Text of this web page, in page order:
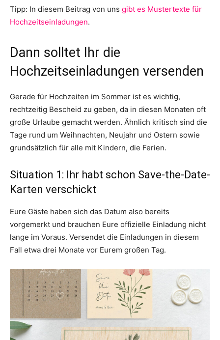
Tipp: In diesem Beitrag von uns gibt es Mustertexte für
Hochzeitseinladungen.
Dann solltet Ihr die
Hochzeitseinladungen versenden
Gerade für Hochzeiten im Sommer ist es wichtig,
rechtzeitig Bescheid zu geben, da in diesen Monaten oft
große Urlaube gemacht werden. Ähnlich kritisch sind die
Tage rund um Weihnachten, Neujahr und Ostern sowie
grundsätzlich für alle mit Kindern, die Ferien.
Situation 1: Ihr habt schon Save-the-Date-
Karten verschickt
Eure Gäste haben sich das Datum also bereits
vorgemerkt und brauchen Eure offizielle Einladung nicht
lange im Voraus. Versendet die Einladungen in diesem
Fall etwa drei Monate vor Eurem großen Tag.